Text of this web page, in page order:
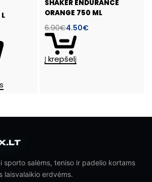
SHAKER ENDURANCE
ORANGE 750 ML
6.90€4.50€
Į krepšelį
sporto salėms, teniso ir padelio kortams
laisvalaikio erdvėms.